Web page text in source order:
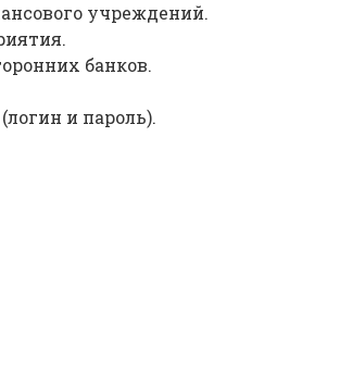
учреждений.
банков.
и пароль).